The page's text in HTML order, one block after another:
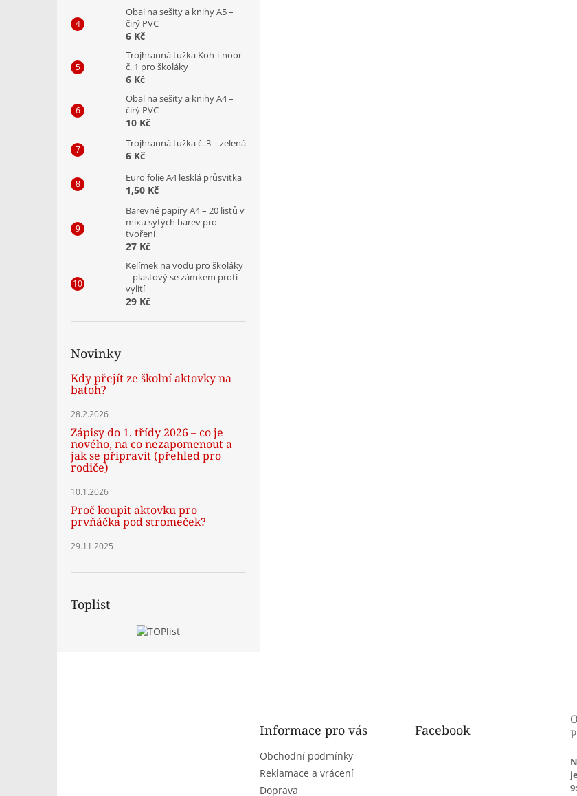
Obal na sešity a knihy A5 –
čirý PVC
6 Kč
Trojhranná tužka Koh-i-noor
č. 1 pro školáky
6 Kč
Obal na sešity a knihy A4 –
čirý PVC
10 Kč
Trojhranná tužka č. 3 – zelená
6 Kč
Euro folie A4 lesklá průsvitka
1,50 Kč
Barevné papíry A4 – 20 listů v
mixu sytých barev pro
tvoření
27 Kč
Kelímek na vodu pro školáky
– plastový se zámkem proti
vylití
29 Kč
Novinky
Kdy přejít ze školní aktovky na
batoh?
28.2.2026
Zápisy do 1. třídy 2026 – co je
nového, na co nezapomenout a
jak se připravit (přehled pro
rodiče)
10.1.2026
Proč koupit aktovku pro
prvňáčka pod stromeček?
29.11.2025
Toplist
Informace pro vás
Obchodní podmínky
Reklamace a vrácení
Doprava
Facebook